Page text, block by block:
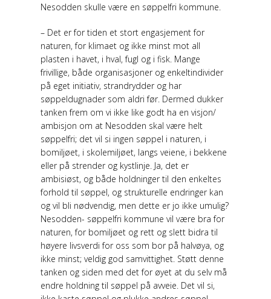
Nesodden skulle være en søppelfri kommune.
– Det er for tiden et stort engasjement for
naturen, for klimaet og ikke minst mot all
plasten i havet, i hval, fugl og i fisk. Mange
frivillige, både organisasjoner og enkeltindivider
på eget initiativ, strandrydder og har
søppeldugnader som aldri før. Dermed dukker
tanken frem om vi ikke like godt ha en visjon/
ambisjon om at Nesodden skal være helt
søppelfri; det vil si ingen søppel i naturen, i
bomiljøet, i skolemiljøet, langs veiene, i bekkene
eller på strender og kystlinje. Ja, det er
ambisiøst, og både holdninger til den enkeltes
forhold til søppel, og strukturelle endringer kan
og vil bli nødvendig, men dette er jo ikke umulig?
Nesodden- søppelfri kommune vil være bra for
naturen, for bomiljøet og rett og slett bidra til
høyere livsverdi for oss som bor på halvøya, og
ikke minst; veldig god samvittighet. Støtt denne
tanken og siden med det for øyet at du selv må
endre holdning til søppel på avveie. Det vil si,